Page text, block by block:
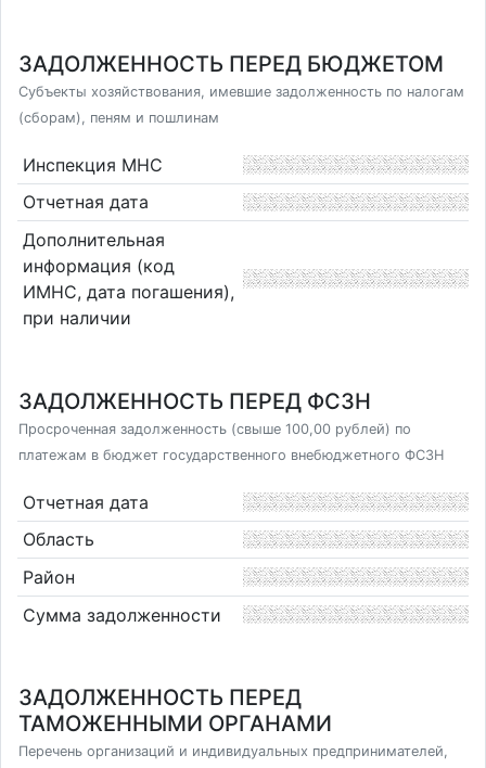
ЗАДОЛЖЕННОСТЬ ПЕРЕД БЮДЖЕТОМ
Субъекты хозяйствования, имевшие задолженность по налогам
(сборам), пеням и пошлинам
Инспекция МНС
Отчетная дата
Дополнительная
информация (код
ИМНС, дата погашения),
при наличии
ЗАДОЛЖЕННОСТЬ ПЕРЕД ФСЗН
Просроченная задолженность (свыше 100,00 рублей) по
платежам в бюджет государственного внебюджетного ФСЗН
Отчетная дата
Область
Район
Сумма задолженности
ЗАДОЛЖЕННОСТЬ ПЕРЕД
ТАМОЖЕННЫМИ ОРГАНАМИ
Перечень организаций и индивидуальных предпринимателей,